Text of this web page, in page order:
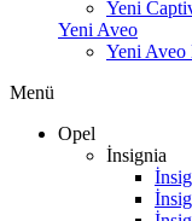
Yeni
Yeni Aveo
Yeni
Menü
Opel
İnsignia